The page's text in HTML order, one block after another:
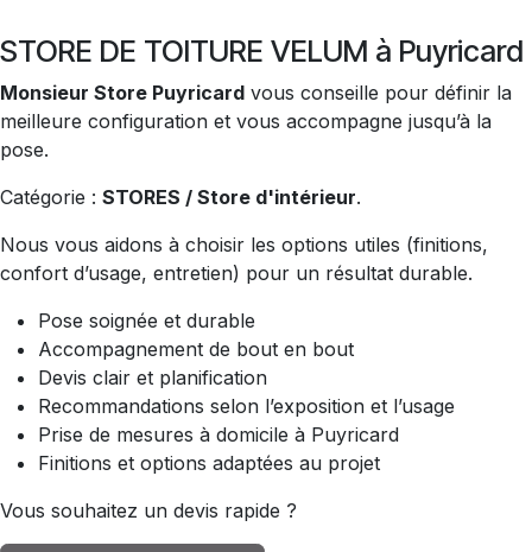
STORE DE TOITURE VELUM à Puyricard
Monsieur Store Puyricard vous conseille pour définir la
meilleure configuration et vous accompagne jusqu’à la
pose.
Catégorie : STORES / Store d'intérieur.
Nous vous aidons à choisir les options utiles (finitions,
confort d’usage, entretien) pour un résultat durable.
Pose soignée et durable
Accompagnement de bout en bout
Devis clair et planification
Recommandations selon l’exposition et l’usage
Prise de mesures à domicile à Puyricard
Finitions et options adaptées au projet
Vous souhaitez un devis rapide ?